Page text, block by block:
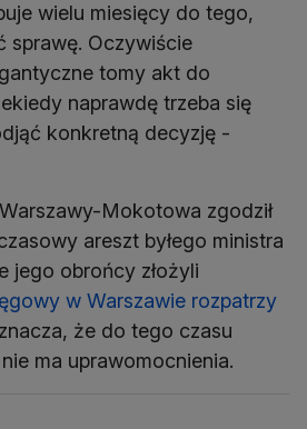
wielu miesięcy do tego,
sprawę. Oczywiście
tomy akt do
naprawdę trzeba się
konkretną decyzję -
Mokotowa zgodził
areszt byłego ministra
jego obrońcy złożyli
w Warszawie rozpatrzy
że do tego czasu
ma uprawomocnienia.